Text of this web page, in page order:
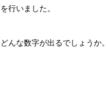
行いました。
んな数字が出るでしょうか。